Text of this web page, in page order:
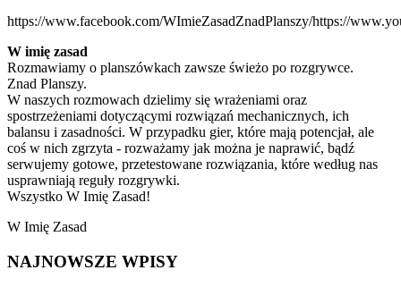
https://www.facebook.com/WImieZasadZnadPlanszy/https://
W imię zasad
Rozmawiamy o planszówkach zawsze świeżo po rozgrywce.
Znad Planszy.
W naszych rozmowach dzielimy się wrażeniami oraz
spostrzeżeniami dotyczącymi rozwiązań mechanicznych, ich
balansu i zasadności. W przypadku gier, które mają potencjał, ale
coś w nich zgrzyta - rozważamy jak można je naprawić, bądź
serwujemy gotowe, przetestowane rozwiązania, które według nas
usprawniają reguły rozgrywki.
Wszystko W Imię Zasad!
W Imię Zasad
NAJNOWSZE WPISY